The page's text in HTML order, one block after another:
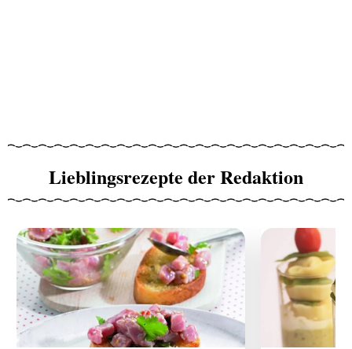
Lieblingsrezepte der Redaktion